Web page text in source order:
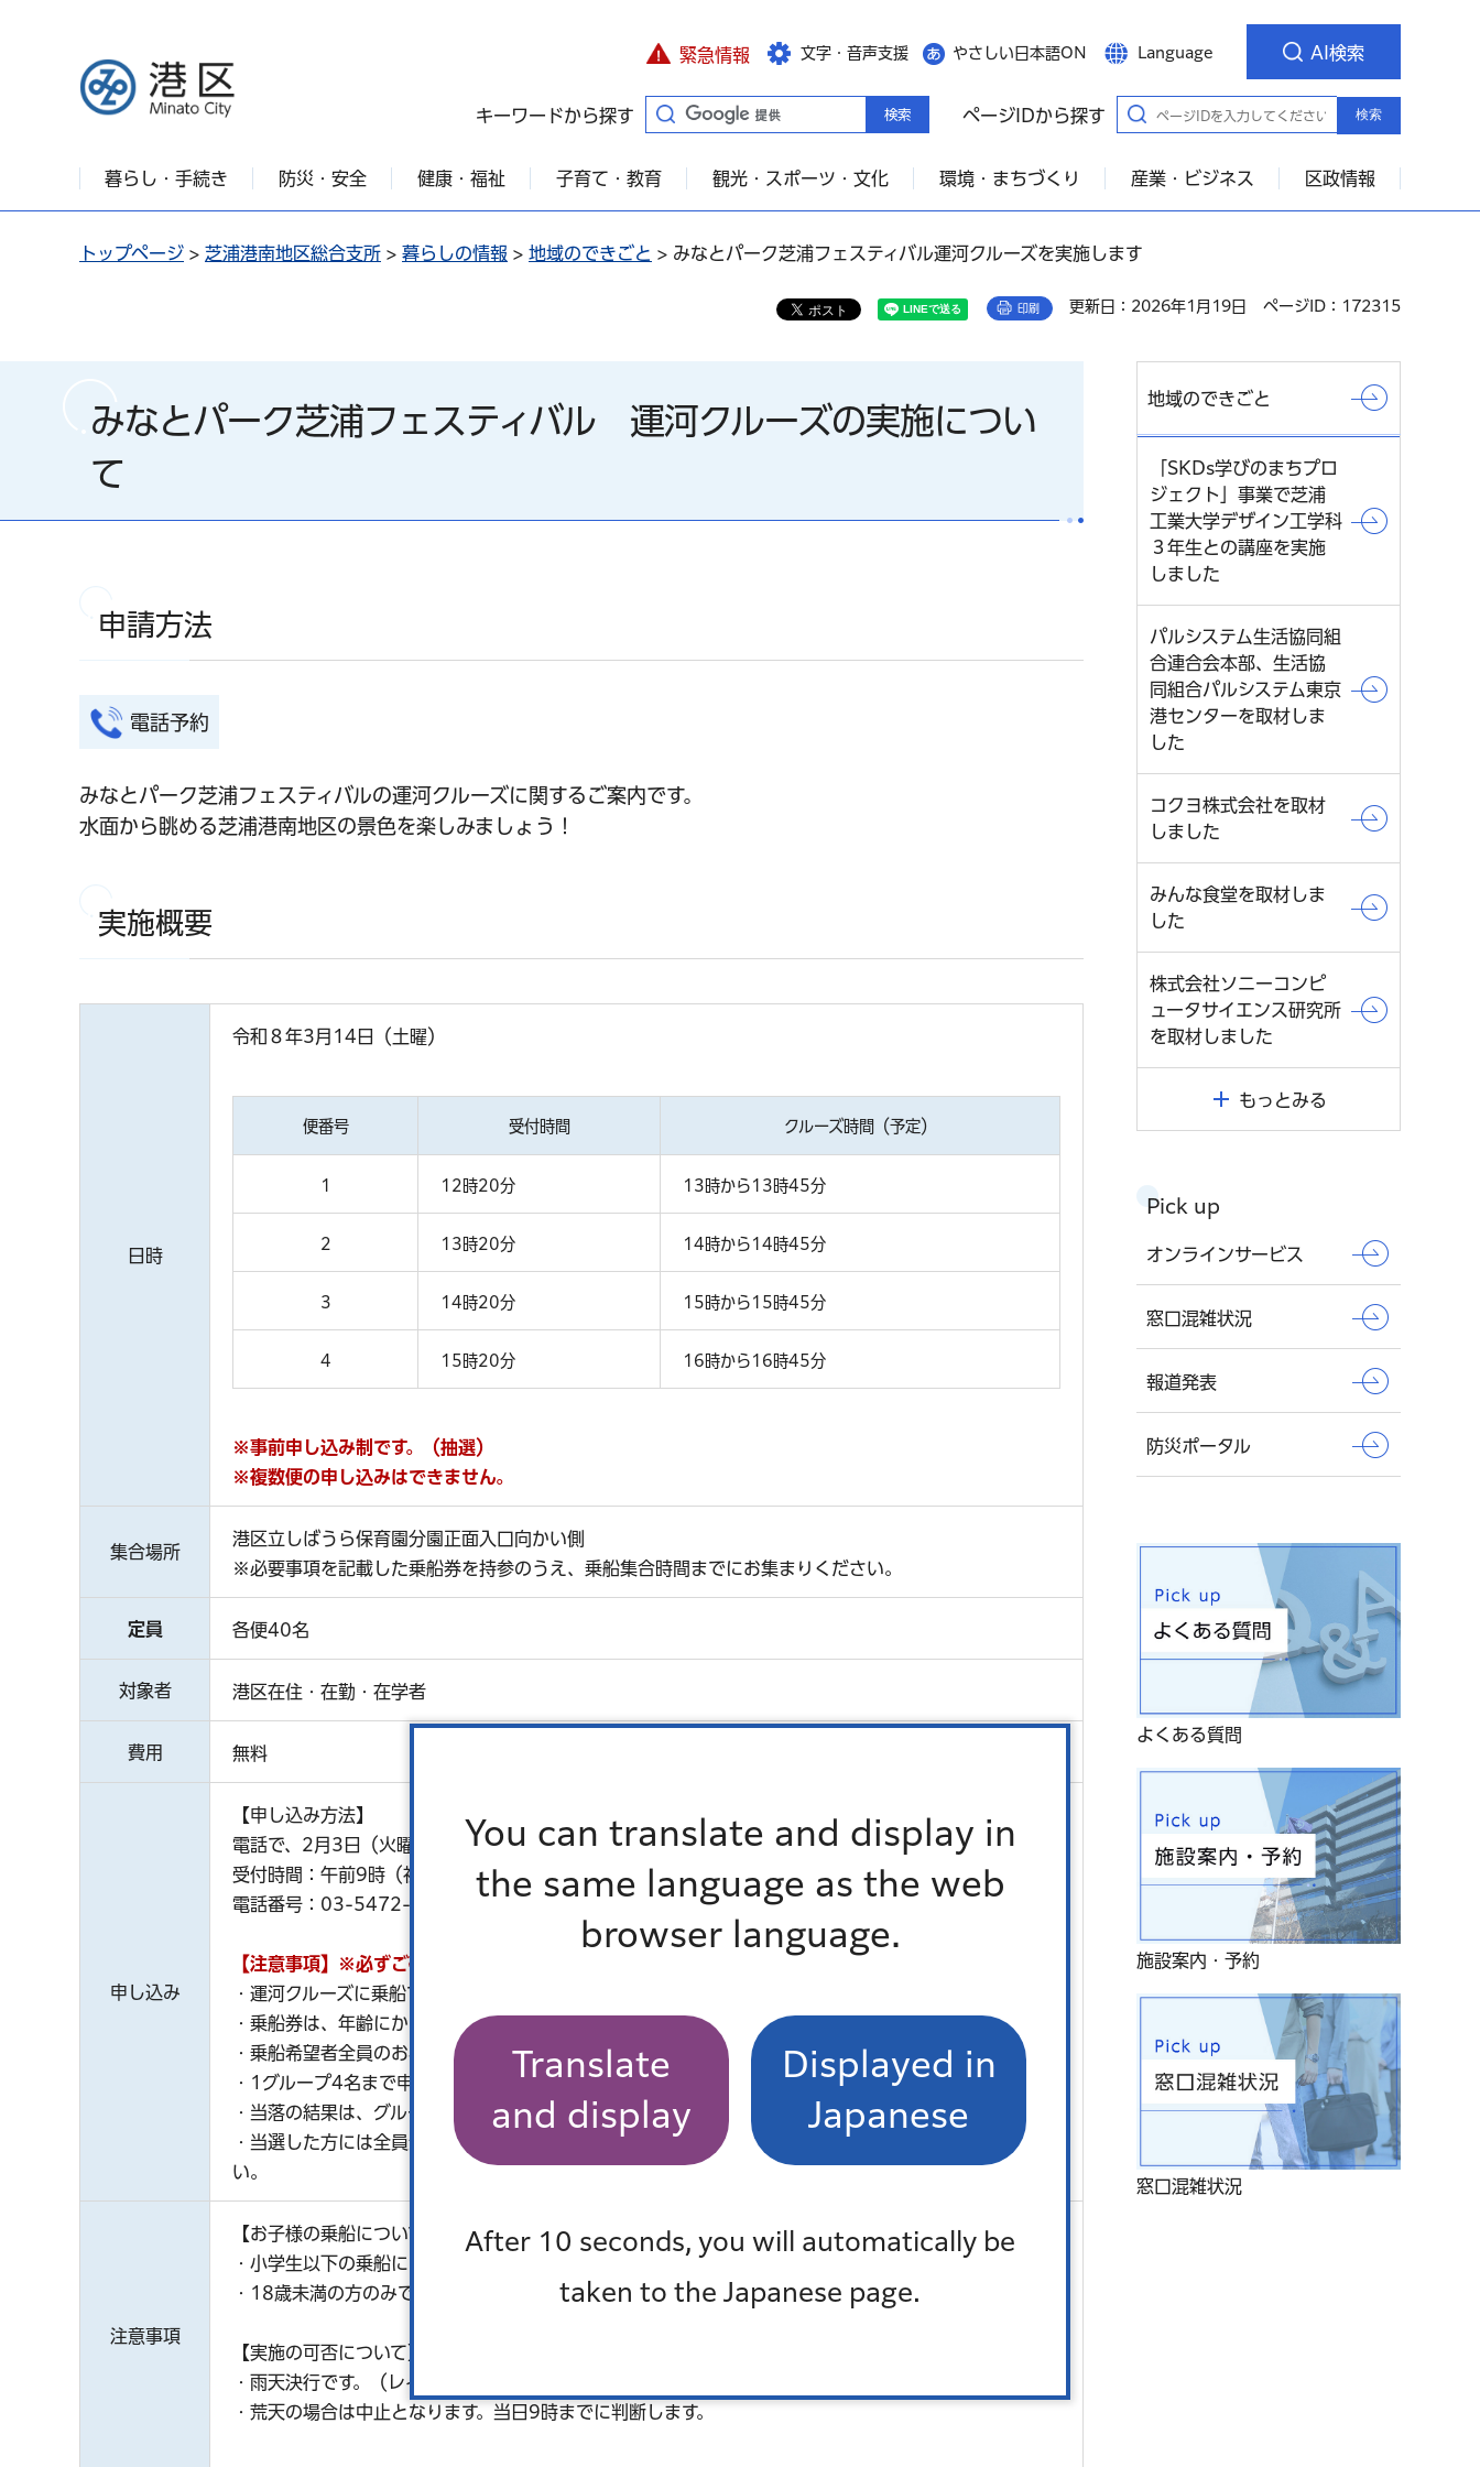
You can translate and display in
the same language as the web
browser language.
Translate
and display
Displayed in
Japanese
After 10 seconds, you will automatically be
taken to the Japanese page.
港区
緊急情報 文字・音声支援 やさしい日本語ON Language AI検索
キーワードから探す ページIDから探す 検索
暮らし・手続き 防災・安全 健康・福祉 子育て・教育 観光・スポーツ・文化 環境・まちづくり 産業・ビジネス 区政情報
トップページ > 芝浦港南地区総合支所 > 暮らしの情報 > 地域のできごと > みなとパーク芝浦フェスティバル運河クルーズを実施します
印刷 更新日：2026年1月19日 ページID：172315
みなとパーク芝浦フェスティバル 運河クルーズの実施につい
て
申請方法
電話予約
みなとパーク芝浦フェスティバルの運河クルーズに関するご案内です。
水面から眺める芝浦港南地区の景色を楽しみましょう！
実施概要
日時
令和８年3月14日（土曜）
便番号 受付時間 クルーズ時間（予定）
1 12時20分 13時から13時45分
2 13時20分 14時から14時45分
3 14時20分 15時から15時45分
4 15時20分 16時から16時45分
※事前申し込み制です。（抽選）
※複数便の申し込みはできません。
集合場所
港区立しばうら保育園分園正面入口向かい側
※必要事項を記載した乗船券を持参のうえ、乗船集合時間までにお集まりください。
定員 各便40名
対象者 港区在住・在勤・在学者
費用 無料
申し込み
【申し込み方法】
電話で、2月3日（火曜）～15日（日曜）に、みなとコールへ。
受付時間：午前9時（初日のみ午後2時）～午後5時
電話番号：03-5472-3710
【注意事項】※必ずご確認ください
・運河クルーズに乗船できるのは1人1回までです。
・乗船券は、年齢にかかわらず1人1枚必要です。
・乗船希望者全員のお名前等を教えてください。
・1グループ4名まで申し込めます。
・当落の結果は、グループの代表者の方にお送りします。
・当選した方には全員分の乗船券をお送りしますので、必要事項をご記入のうえ当日必ずお持ちくださ
い。
注意事項
【お子様の乗船について】
・小学生以下の乗船には、大人（18歳以上）1人以上の同伴をお願いいたします。
・18歳未満の方のみで参加希望の場合、保護者が申し込みを行ってください。
【実施の可否について】
・雨天決行です。（レインコート必要）
・荒天の場合は中止となります。当日9時までに判断します。
地域のできごと
「SKDs学びのまちプロ
ジェクト」事業で芝浦
工業大学デザイン工学科
３年生との講座を実施
しました
パルシステム生活協同組
合連合会本部、生活協
同組合パルシステム東京
港センターを取材しま
した
コクヨ株式会社を取材
しました
みんな食堂を取材しま
した
株式会社ソニーコンピ
ュータサイエンス研究所
を取材しました
もっとみる
Pick up
オンラインサービス
窓口混雑状況
報道発表
防災ポータル
よくある質問
施設案内・予約
窓口混雑状況